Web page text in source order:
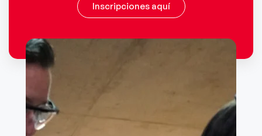
Inscripciones aquí